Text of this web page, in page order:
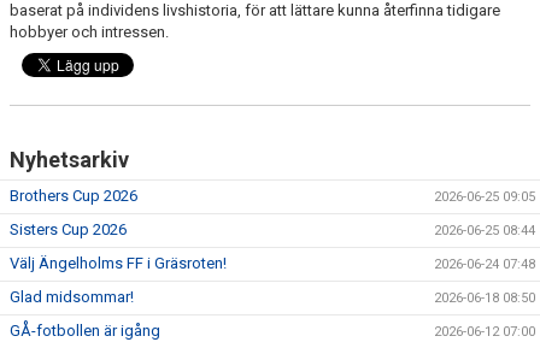
baserat på individens livshistoria, för att lättare kunna återfinna tidigare
hobbyer och intressen.
Nyhetsarkiv
Brothers Cup 2026 2026-06-25 09:05
Sisters Cup 2026 2026-06-25 08:44
Välj Ängelholms FF i Gräsroten! 2026-06-24 07:48
Glad midsommar! 2026-06-18 08:50
GÅ-fotbollen är igång 2026-06-12 07:00